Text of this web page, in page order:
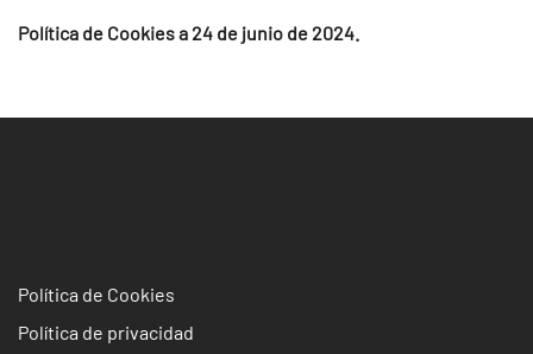
Política de Cookies a 24 de junio de 2024.
Política de Cookies
Política de privacidad